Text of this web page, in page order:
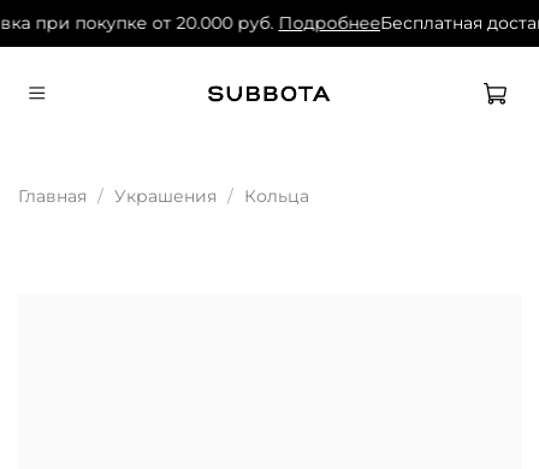
при покупке от 20.000 руб. ПодробнееБесплатная
Главная Украшения Кольца